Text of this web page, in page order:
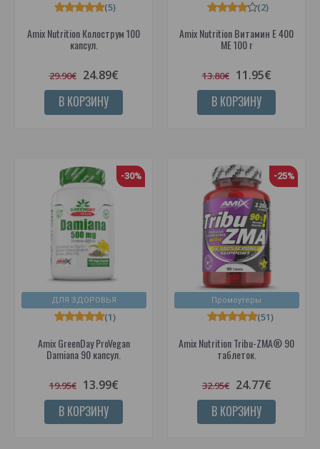
Amix Nutrition Колострум 100
капсул.
(5)
29.90€ 24.89€
В КОРЗИНУ
Amix Nutrition Витамин E 400
МЕ 100 г
(2)
13.80€ 11.95€
В КОРЗИНУ
ДЛЯ ЗДОРОВЬЯ
-30%
Amix GreenDay ProVegan
Damiana 90 капсул.
(1)
19.95€ 13.99€
В КОРЗИНУ
Промоутеры
-25%
Amix Nutrition Tribu-ZMA® 90
таблеток.
(51)
32.95€ 24.77€
В КОРЗИНУ